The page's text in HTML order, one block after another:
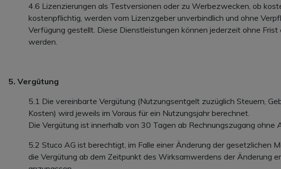
4.6 Lizenzierungen als Testversionen oder zu Werbezwecken, ob
kostenpflichtig, werden vom Lizenzgeber unverbindlich und ohne
Verfügung gestellt. Diese Dienstleistungen können jederzeit ohne Frist
werden.
5. Vergütung
5.1 Die vereinbarte Vergütung (Nutzungsentgelt zuzüglich Steuern,
Kosten) wird jeweils im Voraus für ein Nutzungsjahr berechnet.
Die Vergütung ist innerhalb von 30 Tagen ab Rechnungszugang ohne
5.2 Stuco AG ist berechtigt, im Falle einer Änderung der gesetzlichen
die Vergütung ab dem Zeitpunkt des Wirksamwerdens der Änderung